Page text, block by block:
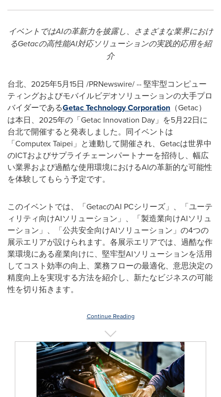
イベントではAIの革新力を披露し、さまざまな業界におけ
るGetacの高性能AI対応ソリューションの実践的応用を紹
介
台北、 2025年5月15日 /PRNewswire/ --堅牢型コンピュー
ティングおよびモバイルビデオソリューションの大手プロ
バイダーであるGetac Technology Corporation （Getac）
は本日、 2025年の「Getac Innovation Day 」を5月22日に
台北で開催すると発表しました。同イベントは
「Computex Taipei 」と連動して開催され、 Getacは世界中
のICTおよびサプライチェーンパートナーを招待し、幅広
い業界および過酷な使用環境におけるAIの革新的な可能性
を体験してもらう予定です。
このイベントでは、「GetacのAI PCシリーズ」、「ユーテ
ィリティ向けAIソリューション」、「製造業向けAIソリュ
ーション」、「公共安全向けAIソリューション」の4つの
展示エリアが設けられます。各展示エリアでは、過酷な作
業環境にある産業向けに、堅牢型AIソリューションを活用
してコスト効率の向上、業務フローの最適化、意思決定の
精度向上を実現する方法を紹介し、新たなビジネスの可能
性を切り拓きます。
Continue Reading